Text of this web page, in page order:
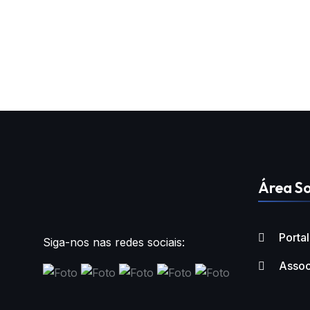
Siga-nos nas redes sociais:
Área